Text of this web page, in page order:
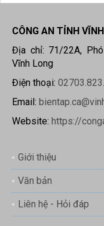
CÔNG AN TỈNH
Địa chỉ: 71/22A,
Vĩnh Long
Điện thoại:
Email:
Website: https://
Giới thiệu
Văn bản
Liên hệ - Hỏi đáp